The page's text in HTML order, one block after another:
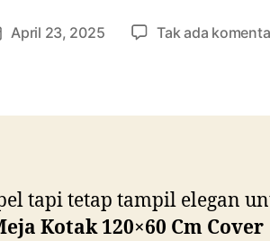
April 23, 2025 Tak ada
tapi tetap tampil elegan
Kotak 120×60 Cm Cover